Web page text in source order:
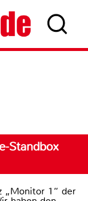
Standbox
„Monitor 1“ der